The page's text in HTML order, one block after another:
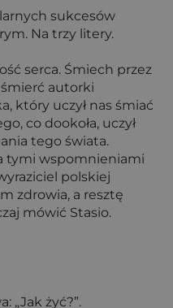
sukcesów
Na trzy litery.
serca. Śmiech przez
śmierć autorki
który uczył nas śmiać
co dookoła, uczył
tego świata.
tymi wspomnieniami
polskiej
zdrowia, a resztę
mówić Stasio.
„Jak żyć?”.